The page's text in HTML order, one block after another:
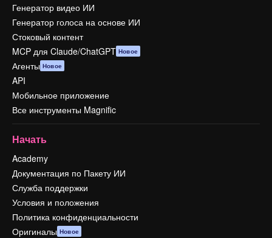
Генератор видео ИИ
Генератор голоса на основе ИИ
Стоковый контент
MCP для Claude/ChatGPT Новое
Агенты Новое
API
Мобильное приложение
Все инструменты Magnific
Начать
Academy
Документация по Пакету ИИ
Служба поддержки
Условия и положения
Политика конфиденциальности
Оригиналы Новое